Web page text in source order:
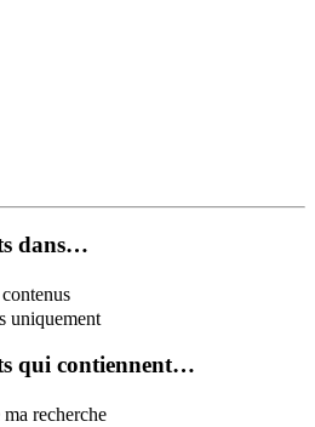
dans…
uniquement
qui contiennent…
ma recherche